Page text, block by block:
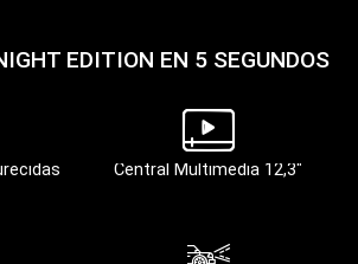
EDITION EN 5 SEGUNDOS
Central Multimedia 12,3"